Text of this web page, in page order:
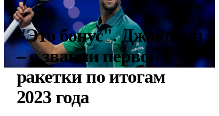
"Это бонус". Джокович
– о звании первой
ракетки по итогам
2023 года